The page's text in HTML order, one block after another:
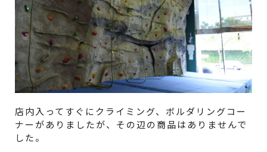
店内入ってすぐにクライミング、ボルダリングコー
ナーがありましたが、その辺の商品はありませんで
した。